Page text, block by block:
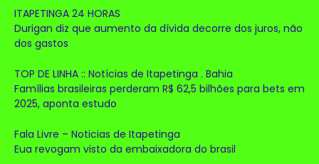
ITAPETINGA 24 HORAS
Durigan diz que aumento da dívida decorre dos juros, não
dos gastos
TOP DE LINHA :: Notícias de Itapetinga . Bahia
Famílias brasileiras perderam R$ 62,5 bilhões para bets em
2025, aponta estudo
Fala Livre – Noticias de Itapetinga
Eua revogam visto da embaixadora do brasil